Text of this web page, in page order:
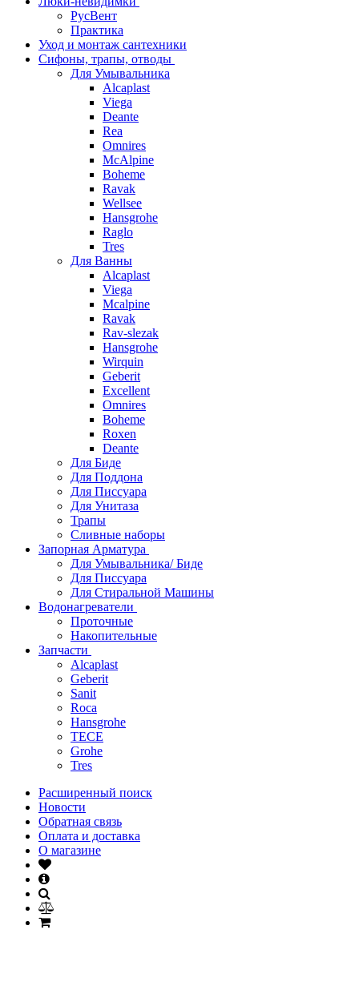
РусВент
Практика
Уход и монтаж сантехники
Сифоны, трапы, отводы
Для Умывальника
Alcaplast
Viega
Deante
Rea
Omnires
McAlpine
Boheme
Ravak
Wellsee
Hansgrohe
Raglo
Tres
Для Ванны
Alcaplast
Viega
Mcalpine
Ravak
Rav-slezak
Hansgrohe
Wirquin
Geberit
Excellent
Omnires
Boheme
Roxen
Deante
Для Биде
Для Поддона
Для Писсуара
Для Унитаза
Трапы
Сливные наборы
Запорная Арматура
Для Умывальника/ Биде
Для Писсуара
Для Стиральной Машины
Водонагреватели
Проточные
Накопительные
Запчасти
Alcaplast
Geberit
Sanit
Roca
Hansgrohe
TECE
Grohe
Tres
Расширенный поиск
Новости
Обратная связь
Оплата и доставка
О магазине